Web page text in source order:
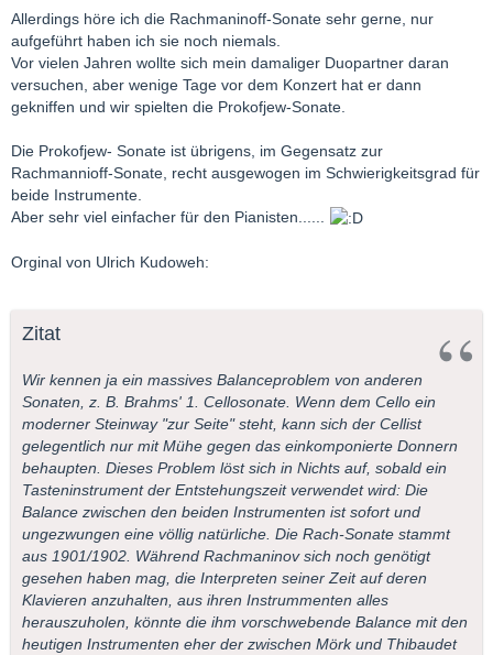
Allerdings höre ich die Rachmaninoff-Sonate sehr gerne, nur
aufgeführt haben ich sie noch niemals.
Vor vielen Jahren wollte sich mein damaliger Duopartner daran
versuchen, aber wenige Tage vor dem Konzert hat er dann
gekniffen und wir spielten die Prokofjew-Sonate.
Die Prokofjew- Sonate ist übrigens, im Gegensatz zur
Rachmannioff-Sonate, recht ausgewogen im Schwierigkeitsgrad für
beide Instrumente.
Aber sehr viel einfacher für den Pianisten......
Orginal von Ulrich Kudoweh:
Zitat
Wir kennen ja ein massives Balanceproblem von anderen
Sonaten, z. B. Brahms' 1. Cellosonate. Wenn dem Cello ein
moderner Steinway "zur Seite" steht, kann sich der Cellist
gelegentlich nur mit Mühe gegen das einkomponierte Donnern
behaupten. Dieses Problem löst sich in Nichts auf, sobald ein
Tasteninstrument der Entstehungszeit verwendet wird: Die
Balance zwischen den beiden Instrumenten ist sofort und
ungezwungen eine völlig natürliche. Die Rach-Sonate stammt
aus 1901/1902. Während Rachmaninov sich noch genötigt
gesehen haben mag, die Interpreten seiner Zeit auf deren
Klavieren anzuhalten, aus ihren Instrummenten alles
herauszuholen, könnte die ihm vorschwebende Balance mit den
heutigen Instrumenten eher der zwischen Mörk und Thibaudet